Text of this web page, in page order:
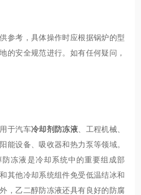
参考，具体操作时应根据锅炉的型
的安全规范进行。如有任何疑问，
于汽车冷却剂防冻液 、工程机械、
能设备、吸收器和热力泵等领域。
冻液是冷却系统中的重要组成部
其他冷却系统组件免受低温结冰和
，乙二醇防冻液还具有良好的防腐